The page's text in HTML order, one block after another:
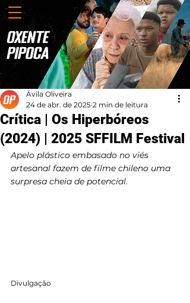
Crítica | Os Hiperbóreos
(2024) | 2025 SFFILM Festival
Ávila Oliveira
24 de abr. de 2025 2 min de leitura
Apelo plástico embasado no viés
artesanal fazem de filme chileno uma
surpresa cheia de potencial.
Divulgação